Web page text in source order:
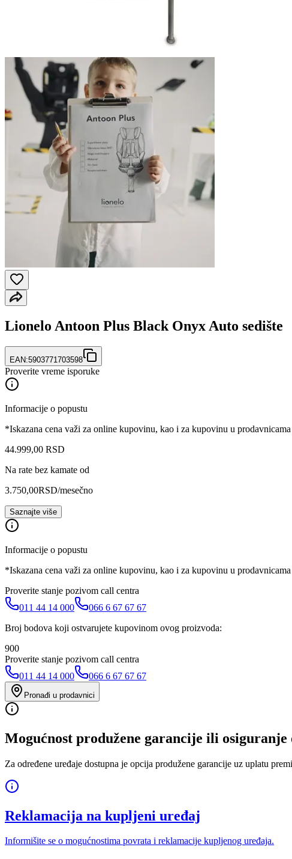
Lionelo Antoon Plus Black Onyx Auto sedište
EAN:5903771703598
Proverite vreme isporuke
Informacije o popustu
*Iskazana cena važi za online kupovinu, kao i za kupovinu u
44.999,00 RSD
Na rate bez kamate od
3.750,00RSD/mesečno
Saznajte više
Informacije o popustu
*Iskazana cena važi za online kupovinu, kao i za kupovinu u
Proverite stanje pozivom call centra
011 44 14 000
066 6 67 67 67
Broj bodova koji ostvarujete kupovinom ovog proizvoda:
900
Proverite stanje pozivom call centra
011 44 14 000
066 6 67 67 67
Pronađi u prodavnici
Mogućnost produžene garancije ili
Za određene uređaje dostupna je opcija produžene garancije uz uplatu
Reklamacija na kupljeni uređaj
Informišite se o mogućnostima povrata i reklamacije kupljenog uređaja.